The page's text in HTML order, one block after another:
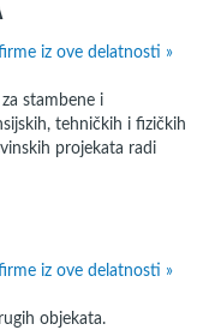
iz ove delatnosti »
stambene i
tehničkih i fizičkih
projekata radi
iz ove delatnosti »
objekata.